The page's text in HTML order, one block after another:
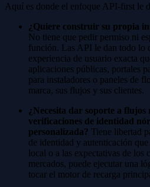
Aquí es donde el enfoque API-first le
¿Quiere construir su propia
No tiene que pedir permiso ni
función. Las API le dan todo lo
experiencia de usuario exacta
aplicaciones públicas, portales
para instaladores o paneles de
marca, sus flujos y sus clientes.
¿Necesita dar soporte a flujos
verificaciones de identidad
personalizada? Tiene libertad
de identidad y autenticación
local o a las expectativas de los
mercados, puede ejecutar una
tocar el motor de recarga